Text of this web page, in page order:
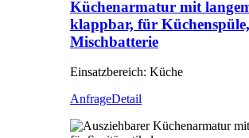
Küchenarmatur mit
klappbar, für Küchenspüle,
Mischbatterie
Einsatzbereich: Küche
AnfrageDetail